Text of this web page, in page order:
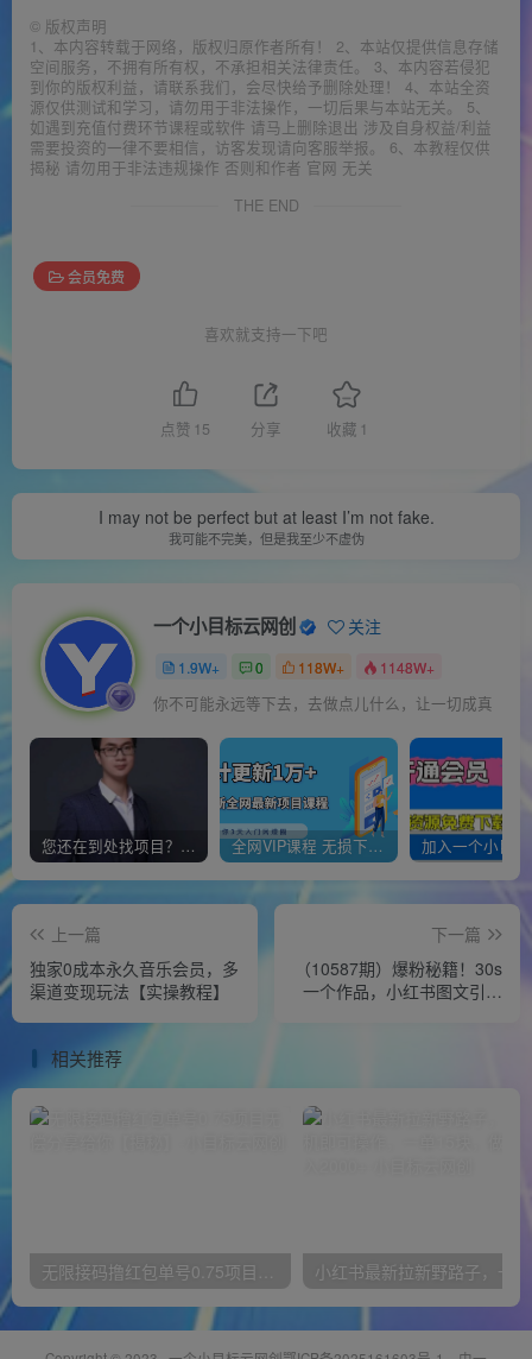
© 版权声明
1、本内容转载于网络，版权归原作者所有！ 2、本站仅提供信息存储
空间服务，不拥有所有权，不承担相关法律责任。 3、本内容若侵犯
到你的版权利益，请联系我们，会尽快给予删除处理！ 4、本站全资
源仅供测试和学习，请勿用于非法操作，一切后果与本站无关。 5、
如遇到充值付费环节课程或软件 请马上删除退出 涉及自身权益/利益
需要投资的一律不要相信，访客发现请向客服举报。 6、本教程仅供
揭秘 请勿用于非法违规操作 否则和作者 官网 无关
THE END
会员免费
喜欢就支持一下吧
点赞 15 分享 收藏 1
I may not be perfect but at least I’m not fake.
我可能不完美，但是我至少不虚伪
一个小目标云网创 关注
1.9W+ 0 118W+ 1148W+
你不可能永远等下去，去做点儿什么，让一切成真
您还在到处找项目？还在当韭菜？我靠经营“一个小目标网创商城”年入百W+，曾经我也负债累累! 全网VIP课程 无损下载~
上一篇
独家0成本永久音乐会员，多
渠道变现玩法【实操教程】
下一篇
（10587期）爆粉秘籍！30s
一个作品，小红书图文引流
相关推荐
无限接码撸红包单号0.75项目无偿分享给你【揭秘】